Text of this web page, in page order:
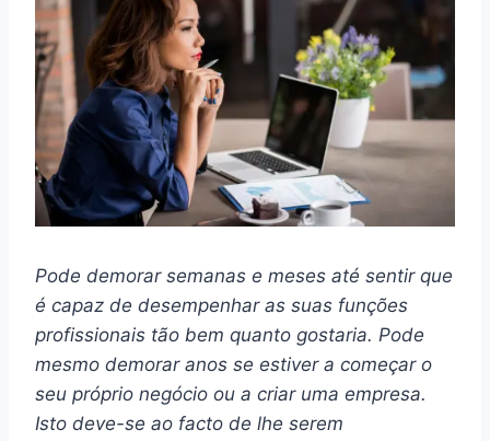
Pode demorar semanas e meses até sentir que
é capaz de desempenhar as suas funções
profissionais tão bem quanto gostaria. Pode
mesmo demorar anos se estiver a começar o
seu próprio negócio ou a criar uma empresa.
Isto deve-se ao facto de lhe serem